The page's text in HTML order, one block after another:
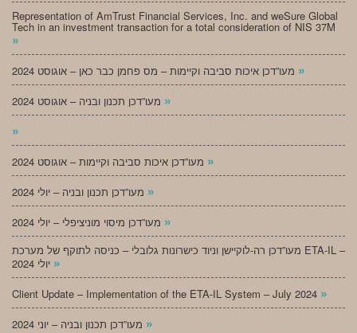
Representation of AmTrust Financial Services, Inc. and weSure Global
Tech in an investment transaction for a total consideration of NIS 37M
»
»
»
»
»
»
»
מעו”דכן רה-לוקיישן וניוד כישרונות גלובלי – כניסה לתוקף של מערכת ETA-IL –
»
Client Update – Implementation of the ETA-IL System – July 2024 »
»